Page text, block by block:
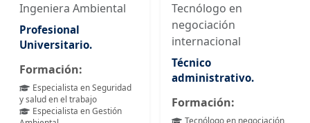
Ingeniera Ambiental
Profesional
Universitario.
Formación:
Especialista en Seguridad
y salud en el trabajo
Especialista en Gestión
Tecnólogo en
negociación
internacional
Técnico
administrativo.
Formación:
Tecnólogo en negociación